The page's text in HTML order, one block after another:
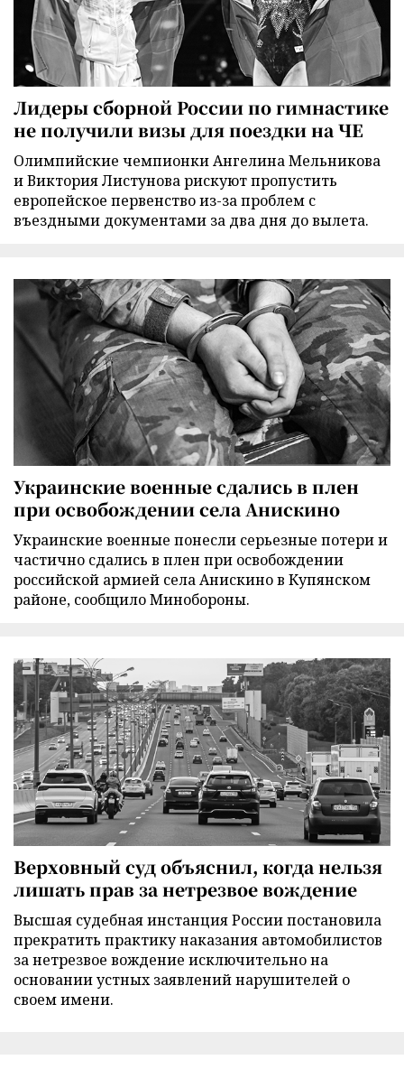
Лидеры сборной России по гимнастике
не получили визы для поездки на ЧЕ
Олимпийские чемпионки Ангелина Мельникова
и Виктория Листунова рискуют пропустить
европейское первенство из-за проблем с
въездными документами за два дня до вылета.
Украинские военные сдались в плен
при освобождении села Анискино
Украинские военные понесли серьезные потери и
частично сдались в плен при освобождении
российской армией села Анискино в Купянском
районе, сообщило Минобороны.
Верховный суд объяснил, когда нельзя
лишать прав за нетрезвое вождение
Высшая судебная инстанция России постановила
прекратить практику наказания автомобилистов
за нетрезвое вождение исключительно на
основании устных заявлений нарушителей о
своем имени.